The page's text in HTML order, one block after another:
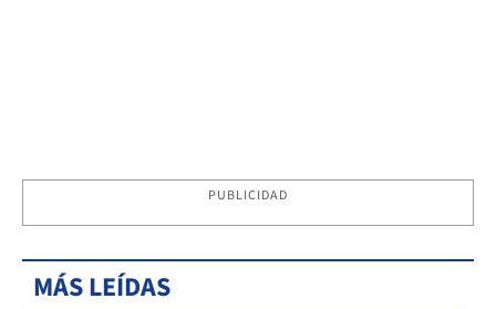
PUBLICIDAD
MÁS LEÍDAS